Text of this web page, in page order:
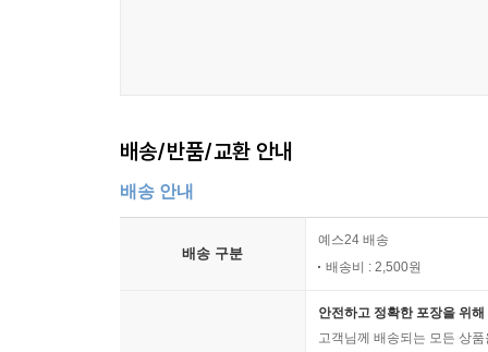
배송/반품/교환 안내
배송 안내
배송 구분
예스24 배송
배송비 : 2,500원
안전하고 정확한 포장을 위
고객님께 배송되는 모든 상